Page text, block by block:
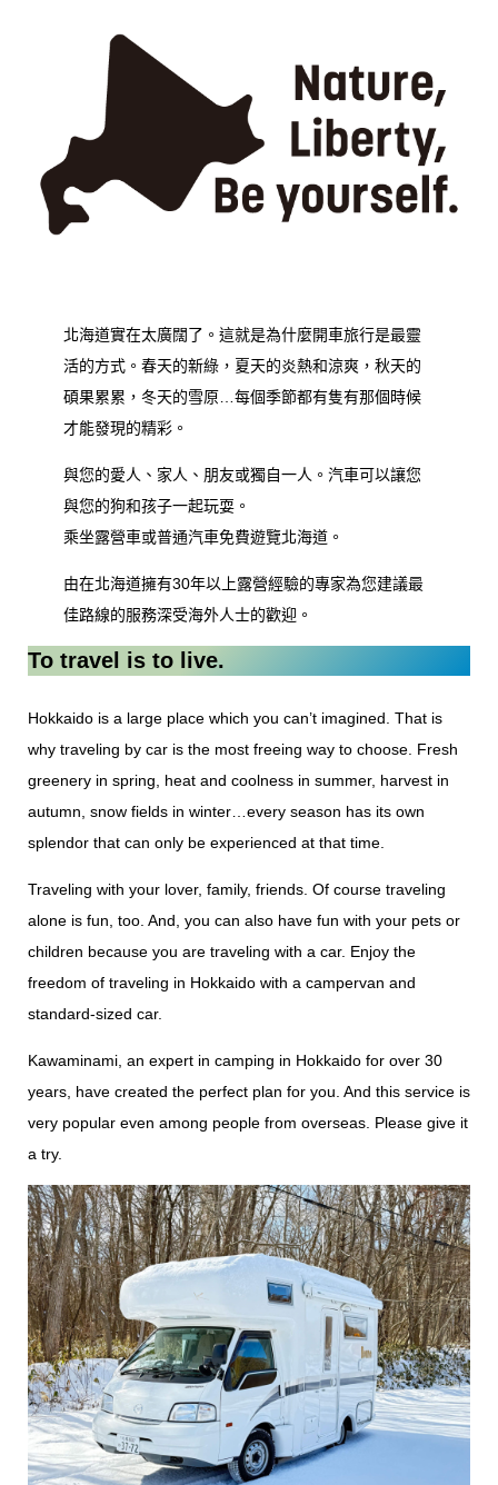
北海道實在太廣闊了。這就是為什麼開車旅行是最靈
活的方式。春天的新綠，夏天的炎熱和涼爽，秋天的
碩果累累，冬天的雪原…每個季節都有隻有那個時候
才能發現的精彩。
與您的愛人、家人、朋友或獨自一人。汽車可以讓您
與您的狗和孩子一起玩耍。
乘坐露營車或普通汽車免費遊覽北海道。
由在北海道擁有30年以上露營經驗的專家為您建議最
佳路線的服務深受海外人士的歡迎。
To travel is to live.
Hokkaido is a large place which you can’t imagined. That is
why traveling by car is the most freeing way to choose. Fresh
greenery in spring, heat and coolness in summer, harvest in
autumn, snow fields in winter…every season has its own
splendor that can only be experienced at that time.
Traveling with your lover, family, friends. Of course traveling
alone is fun, too. And, you can also have fun with your pets or
children because you are traveling with a car. Enjoy the
freedom of traveling in Hokkaido with a campervan and
standard-sized car.
Kawaminami, an expert in camping in Hokkaido for over 30
years, have created the perfect plan for you. And this service is
very popular even among people from overseas. Please give it
a try.